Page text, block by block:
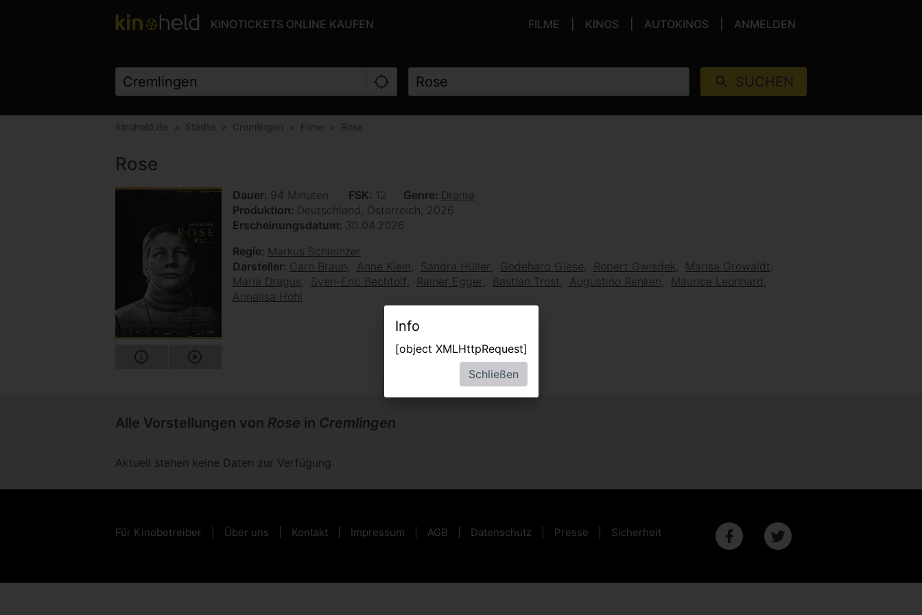
KINOTICKETS ONLINE KAUFEN FILME KINOS AUTOKINOS ANMELDEN
SUCHEN
kinoheld.de Städte Cremlingen Filme Rose
Rose
Dauer 94 Minuten FSK 12 Genre Drama
Produktion Deutschland, Österreich, 2026
Erscheinungsdatum 30.04.2026
Regie Markus Schleinzer
Darsteller Caro Braun Anne Klein Sandra Hüller Godehard Giese Robert Gwisdek
Marisa Growaldt
Maria Dragus
Sven-Eric Bechtolf Rainer Egger Bastian Trost Augustino Renken
Maurice Leonhard
Annalisa Hohl
Alle Vorstellungen von Rose in Cremlingen
Aktuell stehen keine Daten zur Verfügung
Für Kinobetreiber Über uns Kontakt Impressum AGB Datenschutz Presse Sicherheit
Info
[object XMLHttpRequest]
Schließen